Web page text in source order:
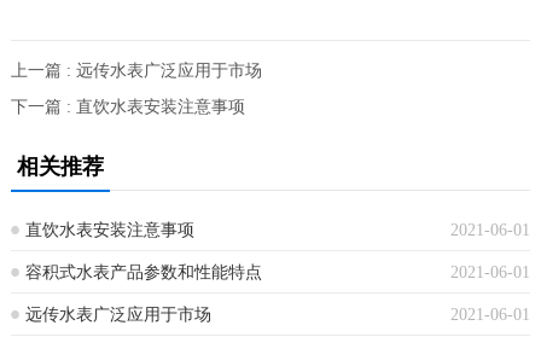
上一篇 : 远传水表广泛应用于市场
下一篇 : 直饮水表安装注意事项
相关推荐
2021-06-01
直饮水表安装注意事项
2021-06-01
容积式水表产品参数和性能特点
2021-06-01
远传水表广泛应用于市场